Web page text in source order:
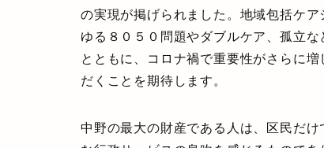
の実現が掲げられました。地域包括ケ
ゆる８０５０問題やダブルケア、孤立
とともに、コロナ禍で重要性がさらに
だくことを期待します。
中野の最大の財産である人は、区民だ